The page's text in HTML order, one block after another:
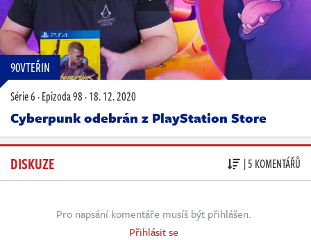
90VTEŘIN
Série 6·Epizoda 98·18. 12. 2020
Cyberpunk odebrán z PlayStation Store
DISKUZE | 5 KOMENTÁŘŮ
Pro napsání komentáře musíš být přihlášen.
Přihlásit se